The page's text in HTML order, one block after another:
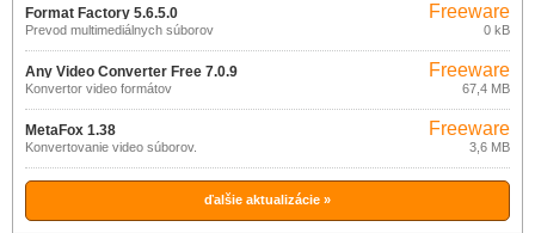
Format Factory 5.6.5.0
Prevod multimediálnych súborov
Freeware
0 kB
Any Video Converter Free 7.0.9
Konvertor video formátov
Freeware
67,4 MB
MetaFox 1.38
Konvertovanie video súborov.
Freeware
3,6 MB
ďalšie aktualizácie »